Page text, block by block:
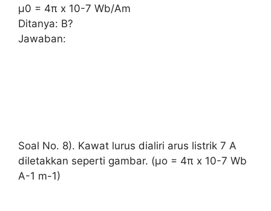
μ0 = 4π x 10-7 Wb/Am
Ditanya: B?
Jawaban:
Soal No. 8). Kawat lurus dialiri arus listrik 7 A
diletakkan seperti gambar. (μo = 4π x 10-7 Wb
A-1 m-1)